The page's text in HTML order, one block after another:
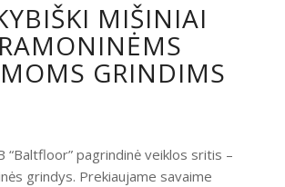
MIŠINIAI
GRINDIMS
“Baltfloor” pagrindinė veiklos sritis –
grindys. Prekiaujame savaime